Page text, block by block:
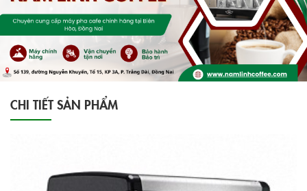
CHI TIẾT SẢN PHẨM